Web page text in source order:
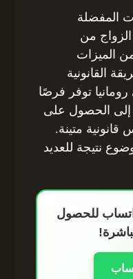
المفضلة
من
الميزات
القانونية
توفر فرصًا
إلى الحصول على
متينة.
نتيجة للعديد
للحصول